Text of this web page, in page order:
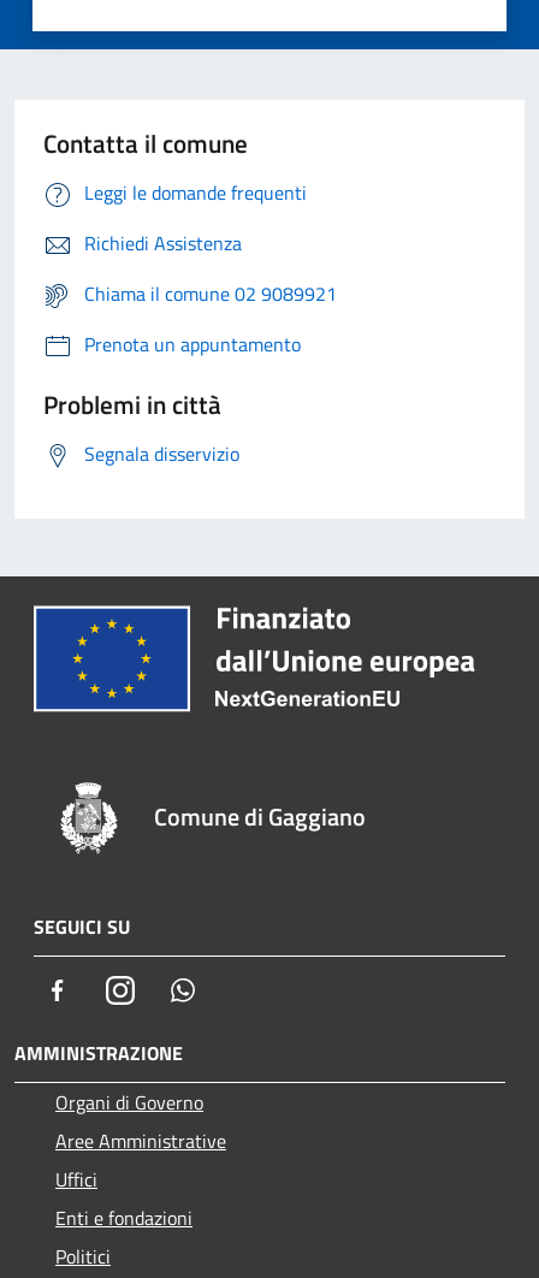
Contatta il comune
Leggi le domande frequenti
Richiedi Assistenza
Chiama il comune 02 9089921
Prenota un appuntamento
Problemi in città
Segnala disservizio
Comune di Gaggiano
SEGUICI SU
FacebookInstagram
AMMINISTRAZIONE
Organi di Governo
Aree Amministrative
Uffici
Enti e fondazioni
Politici